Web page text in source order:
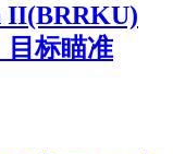
II(BRRKU)
目标瞄准